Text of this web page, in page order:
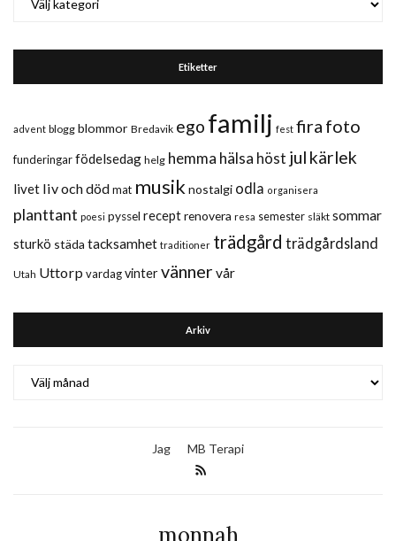
Etiketter
advent blogg blommor Bredavik ego familj fest fira foto
funderingarfödelsedag helg hemma hälsa höst jul kärlek
livet liv och dödmat musik nostalgi odla organisera
planttant poesi pyssel receptrenovera resa semester släkt sommar
sturkö städa tacksamhet traditioner trädgård trädgårdsland
Utah Uttorp vardagvintervänner vår
Arkiv
Jag MB Terapi
monnah